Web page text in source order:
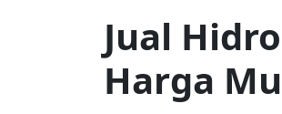
Hidrolik Mobil
Mesin Air
Jual
Harga